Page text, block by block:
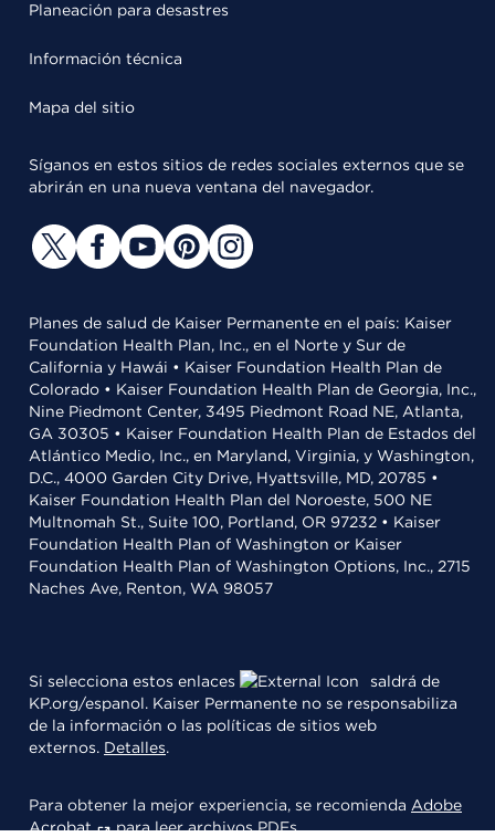
Planeación para desastres
Información técnica
Mapa del sitio
Síganos en estos sitios de redes sociales externos que se
abrirán en una nueva ventana del navegador.
Planes de salud de Kaiser Permanente en el país: Kaiser
Foundation Health Plan, Inc., en el Norte y Sur de
California y Hawái • Kaiser Foundation Health Plan de
Colorado • Kaiser Foundation Health Plan de Georgia, Inc.,
Nine Piedmont Center, 3495 Piedmont Road NE, Atlanta,
GA 30305 • Kaiser Foundation Health Plan de Estados del
Atlántico Medio, Inc., en Maryland, Virginia, y Washington,
D.C., 4000 Garden City Drive, Hyattsville, MD, 20785 •
Kaiser Foundation Health Plan del Noroeste, 500 NE
Multnomah St., Suite 100, Portland, OR 97232 • Kaiser
Foundation Health Plan of Washington or Kaiser
Foundation Health Plan of Washington Options, Inc., 2715
Naches Ave, Renton, WA 98057
Si selecciona estos enlaces
saldrá de
KP.org/espanol. Kaiser Permanente no se responsabiliza
de la información o las políticas de sitios web
externos. Detalles.
Para obtener la mejor experiencia, se recomienda Adobe
Acrobat
para leer archivos PDFs.